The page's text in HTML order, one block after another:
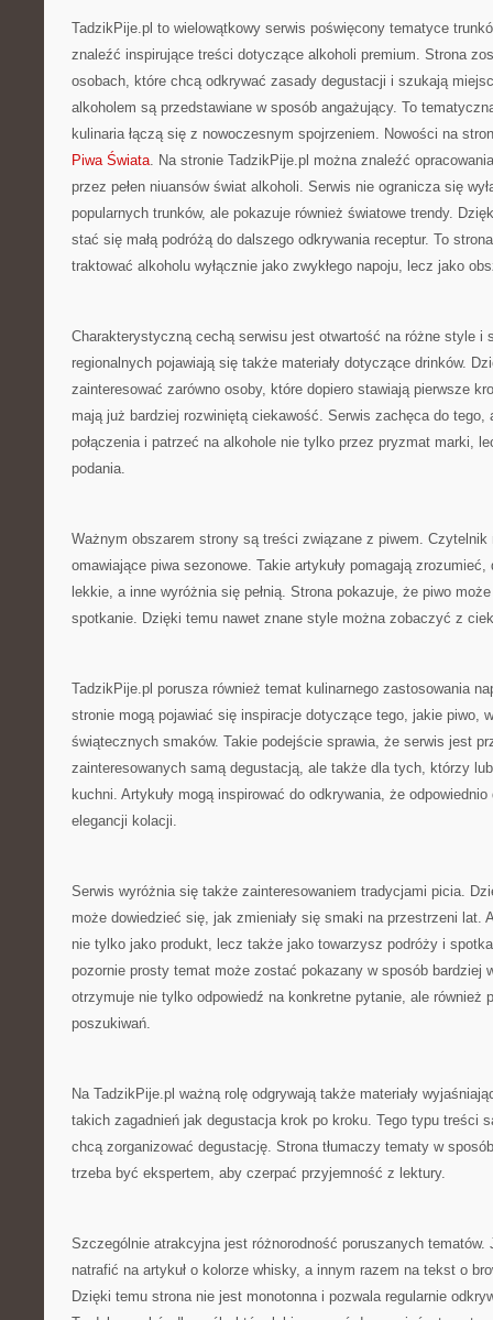
TadzikPije.pl to wielowątkowy serwis poświęcony tematyce
znaleźć inspirujące treści dotyczące alkoholi premium. Strona
osobach, które chcą odkrywać zasady degustacji i szukają
alkoholem są przedstawiane w sposób angażujący. To
kulinaria łączą się z nowoczesnym spojrzeniem. Nowości na
Piwa Świata. Na stronie TadzikPije.pl można znaleźć
przez pełen niuansów świat alkoholi. Serwis nie ogranicza się
popularnych trunków, ale pokazuje również światowe trendy.
stać się małą podróżą do dalszego odkrywania receptur. To
traktować alkoholu wyłącznie jako zwykłego napoju, lecz jako
Charakterystyczną cechą serwisu jest otwartość na różne style i
regionalnych pojawiają się także materiały dotyczące drinków.
zainteresować zarówno osoby, które dopiero stawiają pierwsze
mają już bardziej rozwiniętą ciekawość. Serwis zachęca do tego,
połączenia i patrzeć na alkohole nie tylko przez pryzmat marki,
podania.
Ważnym obszarem strony są treści związane z piwem.
omawiające piwa sezonowe. Takie artykuły pomagają
lekkie, a inne wyróżnia się pełnią. Strona pokazuje, że piwo
spotkanie. Dzięki temu nawet znane style można zobaczyć z
TadzikPije.pl porusza również temat kulinarnego zastosowania
stronie mogą pojawiać się inspiracje dotyczące tego, jakie piwo,
świątecznych smaków. Takie podejście sprawia, że serwis jest
zainteresowanych samą degustacją, ale także dla tych, którzy
kuchni. Artykuły mogą inspirować do odkrywania, że
elegancji kolacji.
Serwis wyróżnia się także zainteresowaniem tradycjami picia.
może dowiedzieć się, jak zmieniały się smaki na przestrzeni lat.
nie tylko jako produkt, lecz także jako towarzysz podróży i
pozornie prosty temat może zostać pokazany w sposób bardziej
otrzymuje nie tylko odpowiedź na konkretne pytanie, ale również
poszukiwań.
Na TadzikPije.pl ważną rolę odgrywają także materiały
takich zagadnień jak degustacja krok po kroku. Tego typu treści
chcą zorganizować degustację. Strona tłumaczy tematy w
trzeba być ekspertem, aby czerpać przyjemność z lektury.
Szczególnie atrakcyjna jest różnorodność poruszanych
natrafić na artykuł o kolorze whisky, a innym razem na tekst o
Dzięki temu strona nie jest monotonna i pozwala regularnie